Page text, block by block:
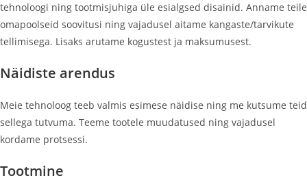
tehnoloogi ning tootmisjuhiga üle esialgsed disainid. Anname teile
omapoolseid soovitusi ning vajadusel aitame kangaste/tarvikute
tellimisega. Lisaks arutame kogustest ja maksumusest.
Näidiste arendus
Meie tehnoloog teeb valmis esimese näidise ning me kutsume teid
sellega tutvuma. Teeme tootele muudatused ning vajadusel
kordame protsessi.
Tootmine